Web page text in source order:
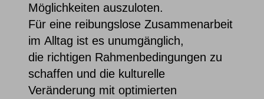
Möglichkeiten auszuloten.
Füreine reibungslose Zusammenarbeit
im Alltag ist es unumgänglich,
die richtigen Rahmenbedingungen zu
schaffen und die kulturelle
Veränderung mitoptimierten